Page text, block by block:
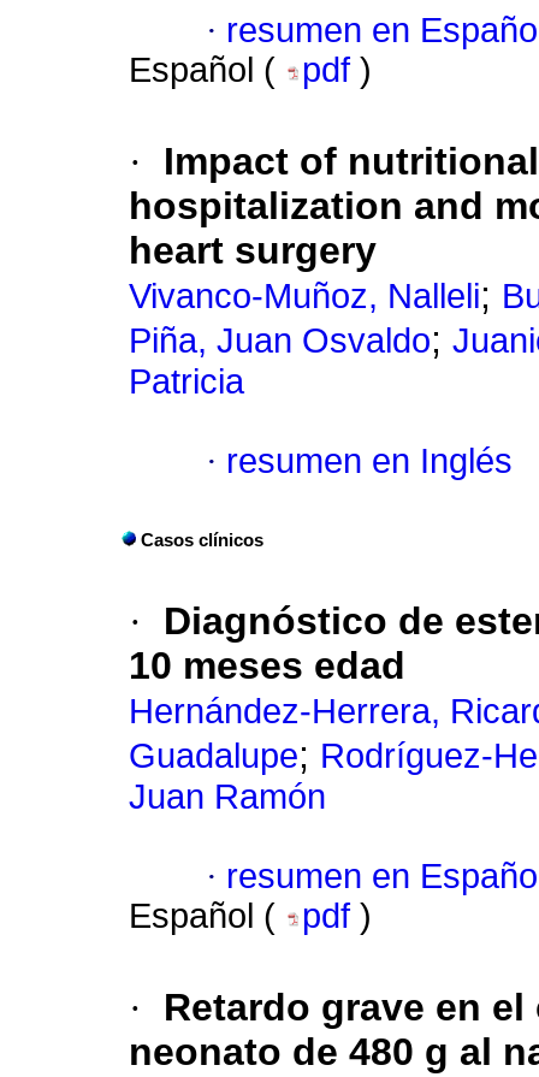
· resumen en
Español (
pdf )
·
Impact of
hospitalization and
heart surgery
Vivanco-Muñoz, Nalleli;
Piña, Juan Osvaldo;
Patricia
· resumen en Inglés
Casos clínicos
·
Diagnóstico de
10 meses edad
Hernández-Herrera,
Guadalupe; Rodríguez-
Juan Ramón
· resumen en
Español (
pdf )
·
Retardo grave en
neonato de 480 g al